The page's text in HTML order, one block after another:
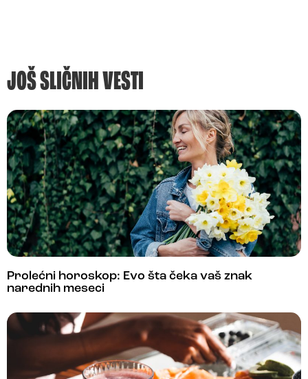
JOŠ SLIČNIH VESTI
Prolećni horoskop: Evo šta čeka vaš znak
narednih meseci